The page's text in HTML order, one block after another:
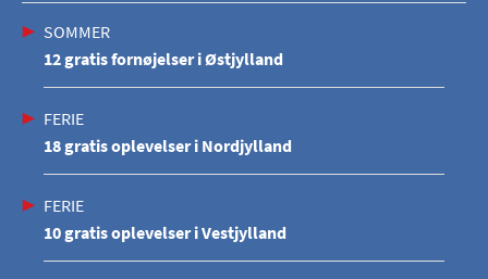
SOMMER
12 gratis fornøjelser i Østjylland
FERIE
18 gratis oplevelser i Nordjylland
FERIE
10 gratis oplevelser i Vestjylland